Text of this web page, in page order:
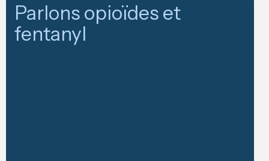
Parlons opioïdes et
fentanyl